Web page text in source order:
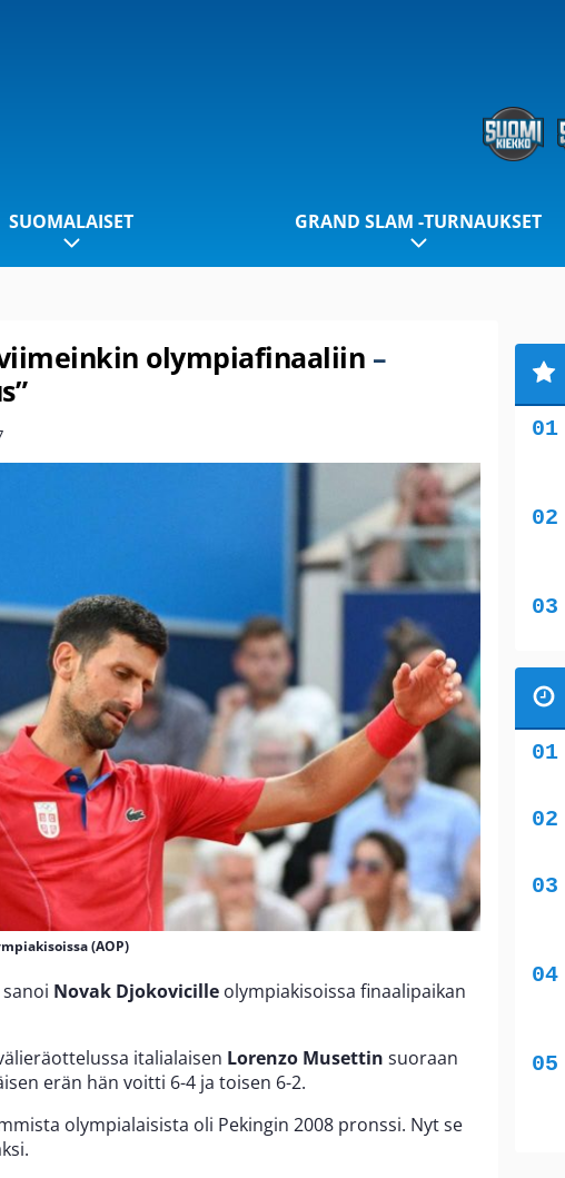
SUOMALAISET GRAND SLAM -TURNAUKSET
olympiafinaaliin –
(AOP)
Novak Djokovicille olympiakisoissa finaalipaikan
italialaisen Lorenzo Musettin suoraan
erän hän voitti 6-4 ja toisen 6-2.
olympialaisista oli Pekingin 2008 pronssi. Nyt se